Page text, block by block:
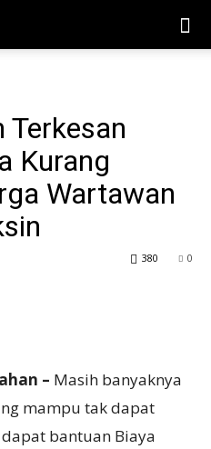
Terkesan
Kurang
Wartawan
0
380
– Masih banyaknya
mampu tak dapat
bantuan Biaya